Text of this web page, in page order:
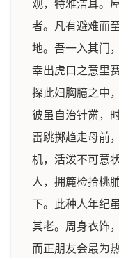
观，特雅洁耳。
者。凡有避难而
地。吾一入其门
幸出虎口之意里
探此妇胸臆之中
彼虽自治针黹，
雷跳掷趋走母前
机，活泼不可意
人，拥簏检拾桃
下。此种人年纪
其老。周身衣饰
而正朋友会最为